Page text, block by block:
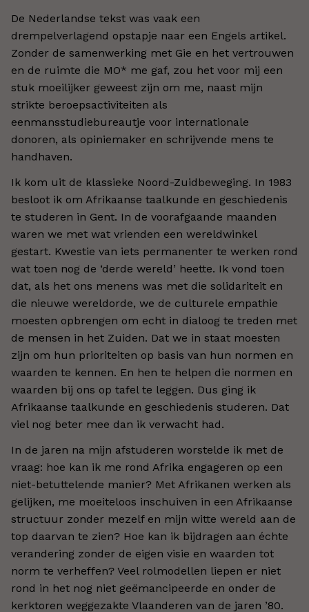
De Nederlandse tekst was vaak een
drempelverlagend opstapje naar een Engels artikel.
Zonder de samenwerking met Gie en het vertrouwen
en de ruimte die MO* me gaf, zou het voor mij een
stuk moeilijker geweest zijn om me, naast mijn
strikte beroepsactiviteiten als
eenmansstudiebureautje voor internationale
donoren, als opiniemaker en schrijvende mens te
handhaven.
Ik kom uit de klassieke Noord-Zuidbeweging. In 1983
besloot ik om Afrikaanse taalkunde en geschiedenis
te studeren in Gent. In de voorafgaande maanden
waren we met wat vrienden een wereldwinkel
gestart. Kwestie van iets permanenter te werken rond
wat toen nog de ‘derde wereld’ heette. Ik vond toen
dat, als het ons menens was met die solidariteit en
die nieuwe wereldorde, we de culturele empathie
moesten opbrengen om echt in dialoog te treden met
de mensen in het Zuiden. Dat we in staat moesten
zijn om hun prioriteiten op basis van hun normen en
waarden te kennen. En hen te helpen die normen en
waarden bij ons op tafel te leggen. Dus ging ik
Afrikaanse taalkunde en geschiedenis studeren. Dat
viel nog beter mee dan ik verwacht had.
In de jaren na mijn afstuderen worstelde ik met de
vraag: hoe kan ik me rond Afrika engageren op een
niet-betuttelende manier? Met Afrikanen werken als
gelijken, me moeiteloos inschuiven in een Afrikaanse
structuur zonder mezelf en mijn witte wereld aan de
top daarvan te zien? Hoe kan ik bijdragen aan échte
verandering zonder de eigen visie en waarden tot
norm te verheffen? Veel rolmodellen liepen er niet
rond in het nog niet geëmancipeerde en onder de
kerktoren weggezakte Vlaanderen van de jaren ’80.